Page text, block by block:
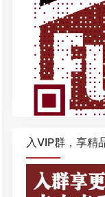
入VIP群，享精